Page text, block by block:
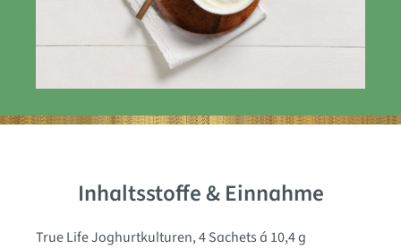
Inhaltsstoffe & Einnahme
True Life Joghurtkulturen, 4 Sachets á 10,4 g